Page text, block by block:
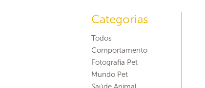
Categorias
Todos
Comportamento
Fotografia Pet
Mundo Pet